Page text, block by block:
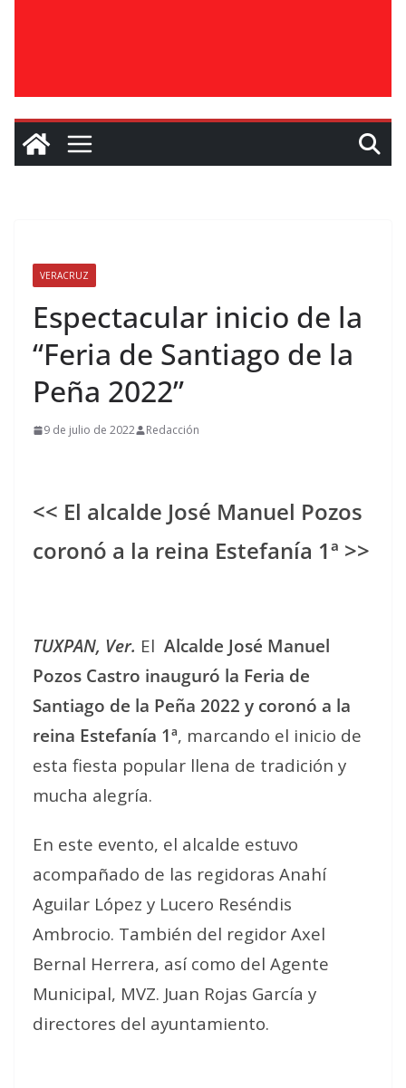
VERACRUZ
Espectacular inicio de la
“Feria de Santiago de la
Peña 2022”
9 de julio de 2022 Redacción
<< El alcalde José Manuel Pozos
coronó a la reina Estefanía 1ª >>
TUXPAN, Ver. El Alcalde José Manuel
Pozos Castro inauguró la Feria de
Santiago de la Peña 2022 y coronó a la
reina Estefanía 1ª, marcando el inicio de
esta fiesta popular llena de tradición y
mucha alegría.
En este evento, el alcalde estuvo
acompañado de las regidoras Anahí
Aguilar López y Lucero Reséndis
Ambrocio. También del regidor Axel
Bernal Herrera, así como del Agente
Municipal, MVZ. Juan Rojas García y
directores del ayuntamiento.